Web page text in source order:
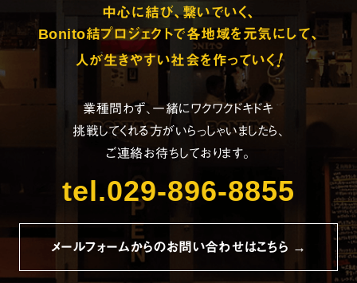
中心に結び、繋いでいく、
Bonito結プロジェクトで各地域を元気にして、
人が生きやすい社会を作っていく!
業種問わず、一緒にワクワクドキドキ
挑戦してくれる方がいらっしゃいましたら、
ご連絡お待ちしております。
tel.029-896-8855
メールフォームからのお問い合わせはこちら →